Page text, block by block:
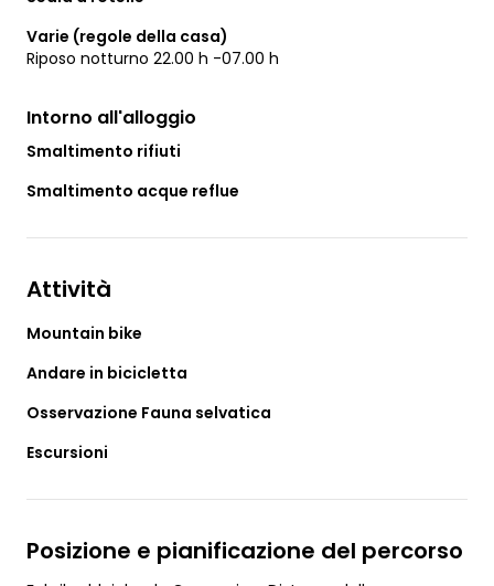
Varie (regole della casa)
Riposo notturno 22.00 h -07.00 h
Intorno all'alloggio
Smaltimento rifiuti
Smaltimento acque reflue
Attività
Mountain bike
Andare in bicicletta
Osservazione Fauna selvatica
Escursioni
Posizione e pianificazione del percorso